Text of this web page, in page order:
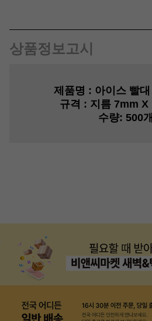
상품정보고시
제품명 : 아이스 빨
규격 : 지름 7mm X
수량: 500